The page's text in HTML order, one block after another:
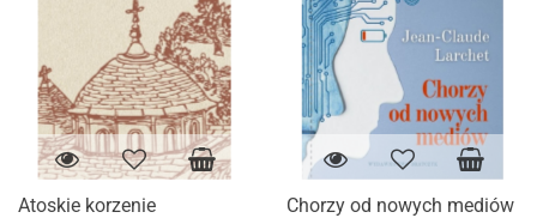
Atoskie korzenie
Chorzy od nowych mediów